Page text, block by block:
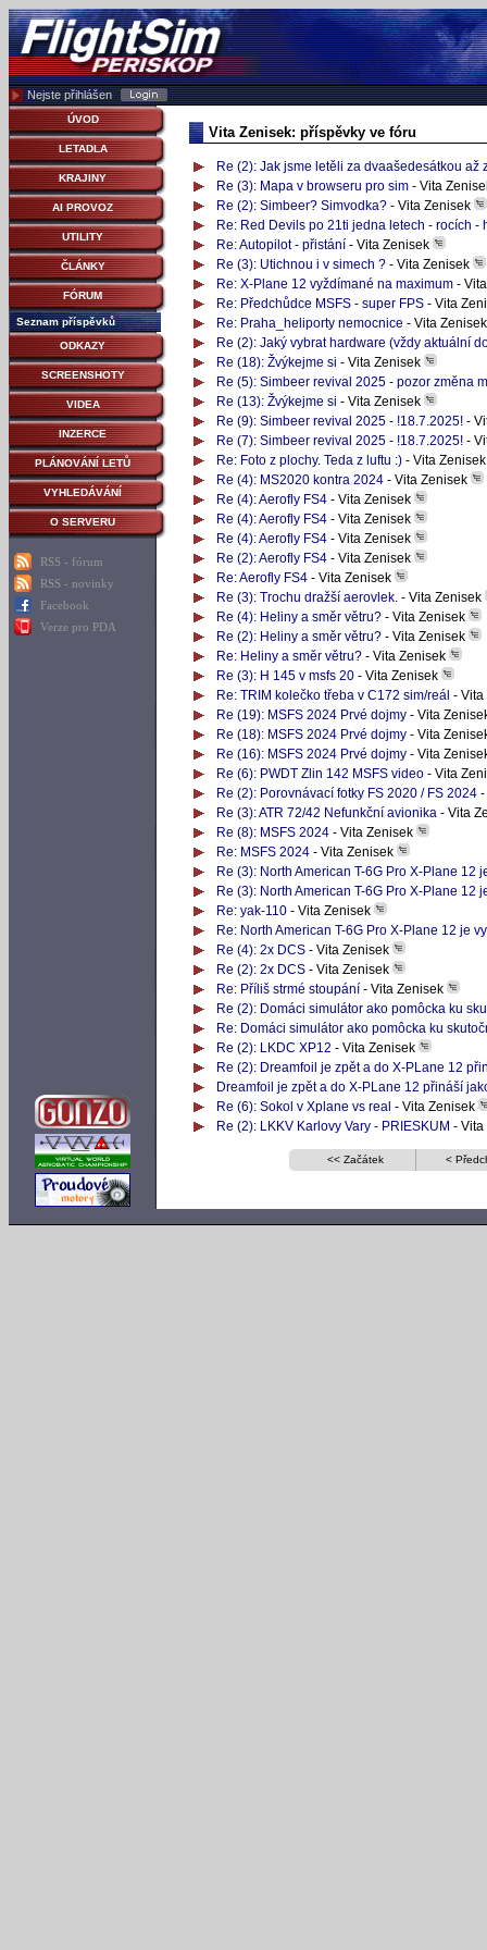
Nejste přihlášen
ÚVOD
LETADLA
KRAJINY
AI PROVOZ
UTILITY
ČLÁNKY
FÓRUM
Seznam příspěvků
ODKAZY
SCREENSHOTY
VIDEA
INZERCE
PLÁNOVÁNÍ LETŮ
VYHLEDÁVÁNÍ
O SERVERU
RSS - fórum
RSS - novinky
Facebook
Verze pro PDA
Vita Zenisek: příspěvky ve fóru
Re (2): Jak jsme letěli za dvaašedesátkou až
Re (3): Mapa v browseru pro sim- Vita
Re (2): Simbeer? Simvodka?- Vita Zenisek
Re: Red Devils po 21ti jedna letech - rocích -
Re: Autopilot - přistání- Vita Zenisek
Re (3): Utichnou i v simech ?- Vita Zenisek
Re: X-Plane 12 vyždímané na maximum-
Re: Předchůdce MSFS - super FPS- Vita
Re: Praha_heliporty nemocnice - Vita
Re (2): Jaký vybrat hardware (vždy aktuální
Re (18): Žvýkejme si - Vita Zenisek
Re (5): Simbeer revival 2025 - pozor změna
Re (13): Žvýkejme si - Vita Zenisek
Re (9): Simbeer revival 2025 - !18.7.2025!-
Re (7): Simbeer revival 2025 - !18.7.2025!-
Re: Foto z plochy. Teda z luftu :)- Vita
Re (4): MS2020 kontra 2024- Vita Zenisek
Re (4): Aerofly FS4- Vita Zenisek
Re (4): Aerofly FS4- Vita Zenisek
Re (4): Aerofly FS4- Vita Zenisek
Re (2): Aerofly FS4- Vita Zenisek
Re: Aerofly FS4- Vita Zenisek
Re (3): Trochu dražší aerovlek.- Vita Zenisek
Re (4): Heliny a směr větru?- Vita Zenisek
Re (2): Heliny a směr větru?- Vita Zenisek
Re: Heliny a směr větru?- Vita Zenisek
Re (3): H 145 v msfs 20- Vita Zenisek
Re: TRIM kolečko třeba v C172 sim/reál -
Re (19): MSFS 2024 Prvé dojmy- Vita
Re (18): MSFS 2024 Prvé dojmy- Vita
Re (16): MSFS 2024 Prvé dojmy- Vita
Re (6): PWDT Zlin 142 MSFS video- Vita
Re (2): Porovnávací fotky FS 2020 / FS 2024-
Re (3): ATR 72/42 Nefunkční avionika- Vita
Re (8): MSFS 2024- Vita Zenisek
Re: MSFS 2024- Vita Zenisek
Re (3): North American T-6G Pro X-Plane 12
Re (3): North American T-6G Pro X-Plane 12
Re: yak-110- Vita Zenisek
Re: North American T-6G Pro X-Plane 12 je
Re (4): 2x DCS- Vita Zenisek
Re (2): 2x DCS- Vita Zenisek
Re: Příliš strmé stoupání- Vita Zenisek
Re (2): Domáci simulátor ako pomôcka ku
Re: Domáci simulátor ako pomôcka ku
Re (2): LKDC XP12 - Vita Zenisek
Re (2): Dreamfoil je zpět a do X-PLane 12
Dreamfoil je zpět a do X-PLane 12 přináší
Re (6): Sokol v Xplane vs real - Vita Zenisek
Re (2): LKKV Karlovy Vary - PRIESKUM -
<< Začátek <